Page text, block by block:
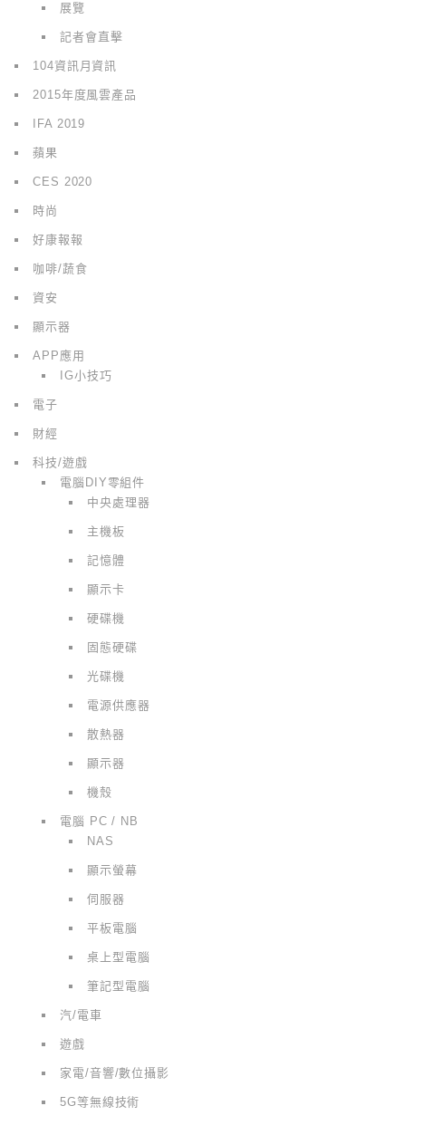
展覽
記者會直擊
104資訊月資訊
2015年度風雲產品
IFA 2019
蘋果
CES 2020
時尚
好康報報
咖啡/蔬食
資安
顯示器
APP應用
IG小技巧
電子
財經
科技/遊戲
電腦DIY零組件
中央處理器
主機板
記憶體
顯示卡
硬碟機
固態硬碟
光碟機
電源供應器
散熱器
顯示器
機殼
電腦 PC / NB
NAS
顯示螢幕
伺服器
平板電腦
桌上型電腦
筆記型電腦
汽/電車
遊戲
家電/音響/數位攝影
5G等無線技術